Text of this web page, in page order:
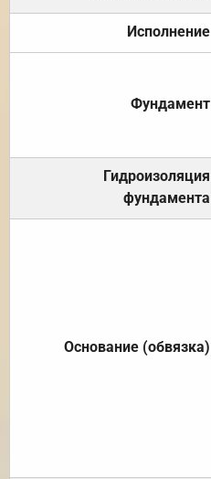
Исполнение
Фундамент
Гидроизоляция
фундамента
Основание (обвязка)